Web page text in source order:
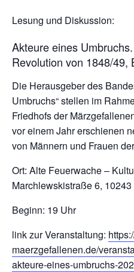
Lesung und Diskussion:
Akteure eines
Revolution von 1848/49,
Die Herausgeber des
Umbruchs“ stellen im
Friedhofs der
vor einem Jahr erschienen
von Männern und Frauen
Ort: Alte Feuerwache –
Marchlewskistraße 6,
Beginn: 19 Uhr
link zur Veranstaltung:
maerzgefallenen.de/
akteure-eines-umbruchs-